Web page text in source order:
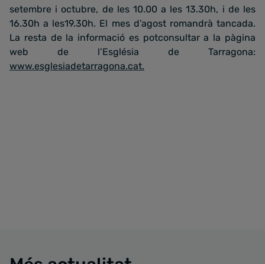
setembre i octubre, de les 10.00 a les 13.30h, i de les
16.30h a les19.30h. El mes d’agost romandrà tancada.
La resta de la informació es potconsultar a la pàgina
web de l’Església de Tarragona:
www.esglesiadetarragona.cat.